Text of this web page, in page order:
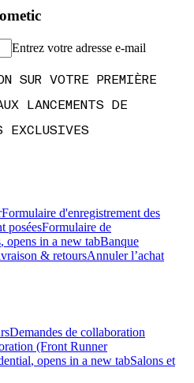
Entrez votre adresse e-mail
SUR VOTRE PREMIÈRE
LANCEMENTS DE
EXCLUSIVES
Formulaire d'enregistrement des
poséesFormulaire de
, opens in a new tabBanque
& retoursAnnuler l’achat
Demandes de collaboration
(Front Runner
, opens in a new tabSalons et